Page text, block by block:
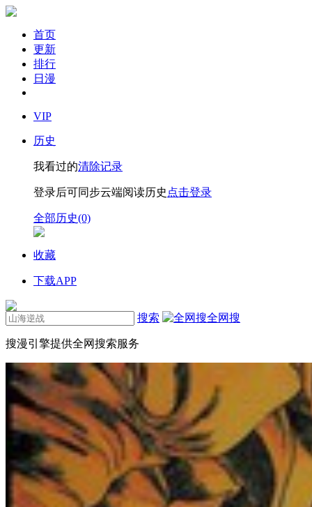
首页
更新
排行
日漫
VIP
历史
我看过的清除记录
登录后可同步云端阅读历史 点击登录
全部历史(0)
收藏
下载APP
搜索 全网搜
搜漫引擎提供全网搜索服务